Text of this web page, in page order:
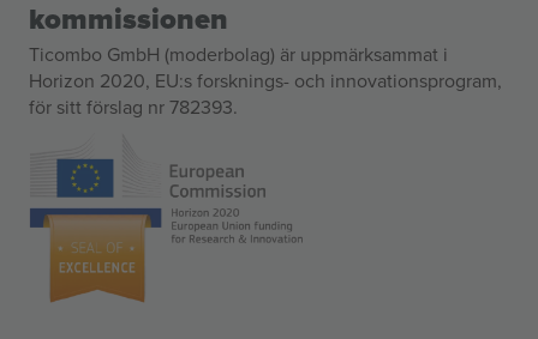
kommissionen
Ticombo GmbH (moderbolag) är uppmärksammat i
Horizon 2020, EU:s forsknings- och innovationsprogram,
för sitt förslag nr 782393.